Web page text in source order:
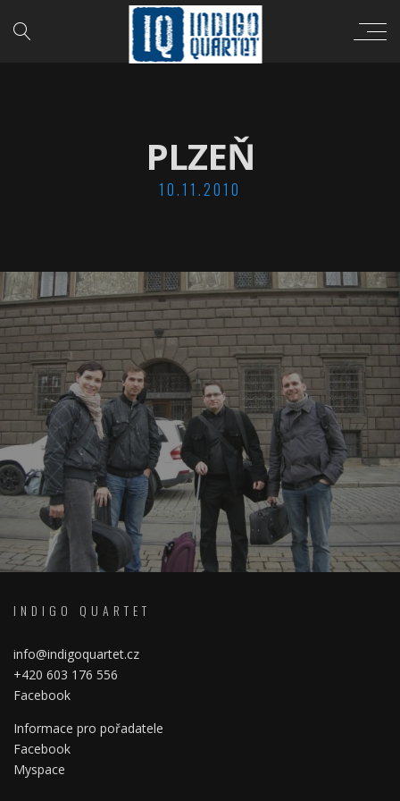
PLZEŇ
10.11.2010
INDIGO QUARTET
info@indigoquartet.cz
+420 603 176 556
Facebook
Informace pro pořadatele
Facebook
Myspace